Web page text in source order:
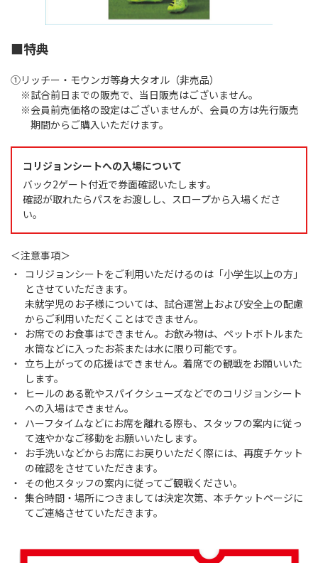
■特典
①リッチー・モウンガ等身大タオル（非売品）
※試合前日までの販売で、当日販売はございません。
※会員前売価格の設定はございませんが、会員の方は先行販売
期間からご購入いただけます。
コリジョンシートへの入場について​
バック2ゲート付近で券面確認いたします。
確認が取れたらパスをお渡しし、スロープから入場くださ
い。
＜注意事項＞
コリジョンシートをご利用いただけるのは「小学生以上の方」
とさせていただきます。
未就学児のお子様については、試合運営上および安全上の配慮
からご利用いただくことはできません。
お席でのお食事はできません。お飲み物は、ペットボトルまた
水筒などに入ったお茶または水に限り可能です。
立ち上がっての応援はできません。着席での観戦をお願いいた
します。
ヒールのある靴やスパイクシューズなどでのコリジョンシート
への入場はできません。
ハーフタイムなどにお席を離れる際も、スタッフの案内に従っ
て速やかなご移動をお願いいたします。
お手洗いなどからお席にお戻りいただく際には、再度チケット
の確認をさせていただきます。
その他スタッフの案内に従ってご観戦ください。
集合時間・場所につきましては決定次第、本チケットページに
てご連絡させていただきます。